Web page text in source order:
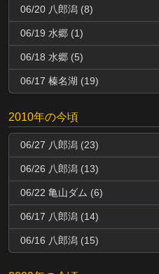
06/20 八郎潟 (8)
06/19 水郷 (1)
06/18 水郷 (5)
06/17 榛名湖 (19)
2010年の今頃
06/27 八郎潟 (23)
06/26 八郎潟 (13)
06/22 亀山ダム (6)
06/17 八郎潟 (14)
06/16 八郎潟 (15)